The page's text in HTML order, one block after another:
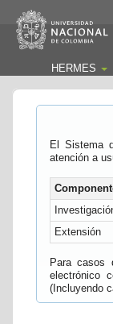
HERMES
El Sistema
atención a
Extensión
Para casos
electrónico
(Incluyendo